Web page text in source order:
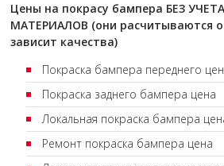
Цены на покрасу бампера БЕЗ
МАТЕРИАЛОВ (они расчитываются
зависит качества)
Покраска бампера переднего
Покраска заднего бампера цена
Локальная покраска бампера
Ремонт покраска бампера цена